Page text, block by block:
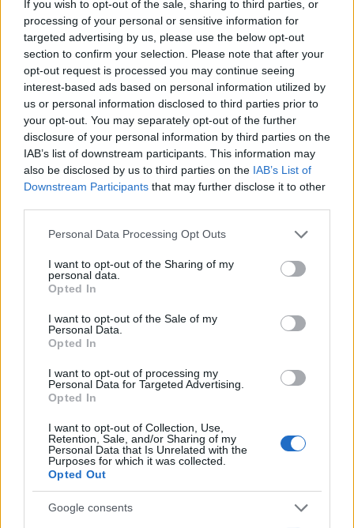
If you wish to opt-out of the sale, sharing to third parties, or
processing of your personal or sensitive information for
targeted advertising by us, please use the below opt-out
section to confirm your selection. Please note that after your
opt-out request is processed you may continue seeing
interest-based ads based on personal information utilized by
us or personal information disclosed to third parties prior to
your opt-out. You may separately opt-out of the further
disclosure of your personal information by third parties on the
IAB’s list of downstream participants. This information may
also be disclosed by us to third parties on the IAB’s List of
Downstream Participants that may further disclose it to other
Please note that this website/app uses one or more Google
not limited to your visit or usage behaviour. You may click to
grant or deny consent to Google and its third-party tags to
use your data for below specified purposes in below Google
consent section.
Personal Data Processing Opt Outs
I want to opt-out of the Sharing of my
personal data.
Opted In
I want to opt-out of the Sale of my
Personal Data.
Opted In
I want to opt-out of processing my
Personal Data for Targeted Advertising.
Opted In
I want to opt-out of Collection, Use,
Retention, Sale, and/or Sharing of my
Personal Data that Is Unrelated with the
Purposes for which it was collected.
Opted Out
Google consents
Σχόλια
Σχολίασε εδώ
50 /50
Υποβολή σχολίου
Marfin: «Δεν υπάρχει
ταυτοποίηση» λέει ο
δικηγόρος της 46χρονης –
Η ξανθιά κοτσίδα και η
εξέταση του 2022 για την
ίδια υπόθεση
Μυστράς: Με
προβλήματα ο
που έκρυψε τον
πατέρα του σε
– «Δεν είπε ποτέ ότι
έκανε για τα